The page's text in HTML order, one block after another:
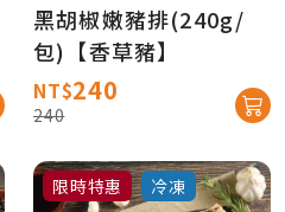
黑胡椒嫩豬排(240g/
包)【香草豬】
NT$240
240
限時特惠 冷凍